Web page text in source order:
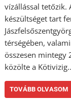
vízállással tetőzik.
készültséget tart
térségében,
összesen mintegy
közölte a
TOVÁBB OLVASOM